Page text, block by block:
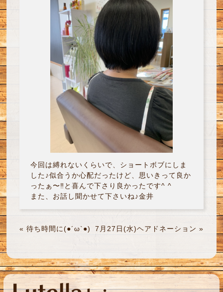
今回は縛れないくらいで、ショートボブにしま
した♪似合うか心配だったけど、思いきって良か
ったぁ〜‼︎と喜んで下さり良かったです^ ^
また、お話し聞かせて下さいね♪金井
« 待ち時間に(●´ω`●) 7月27日(水)ヘアドネーション »